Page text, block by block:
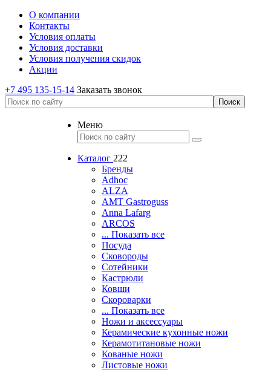
О компании
Контакты
Условия оплаты
Условия доставки
Условия получения скидок
Акции
+7 495 135-15-14 Заказать звонок
Меню
Каталог 222
Бренды
Adhoc
ALZA
AMT Gastroguss
Anna Lafarg
ARCOS
... Показать все
Посуда
Сковороды
Сотейники
Кастрюли
Ковши
Скороварки
... Показать все
Ножи и аксессуары
Керамические кухонные ножи
Керамотитановые ножи
Кованые ножи
Листовые ножи